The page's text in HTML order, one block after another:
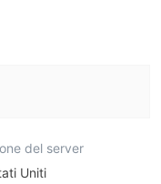
del server
Uniti